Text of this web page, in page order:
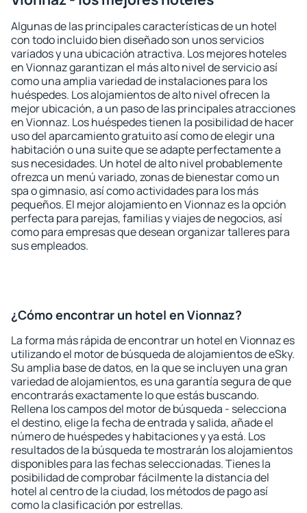
Algunas de las principales características de un hotel
con todo incluido bien diseñado son unos servicios
variados y una ubicación atractiva. Los mejores hoteles
en Vionnaz garantizan el más alto nivel de servicio así
como una amplia variedad de instalaciones para los
huéspedes. Los alojamientos de alto nivel ofrecen la
mejor ubicación, a un paso de las principales atracciones
en Vionnaz. Los huéspedes tienen la posibilidad de hacer
uso del aparcamiento gratuito así como de elegir una
habitación o una suite que se adapte perfectamente a
sus necesidades. Un hotel de alto nivel probablemente
ofrezca un menú variado, zonas de bienestar como un
spa o gimnasio, así como actividades para los más
pequeños. El mejor alojamiento en Vionnaz es la opción
perfecta para parejas, familias y viajes de negocios, así
como para empresas que desean organizar talleres para
sus empleados.
¿Cómo encontrar un hotel en Vionnaz?
La forma más rápida de encontrar un hotel en Vionnaz es
utilizando el motor de búsqueda de alojamientos de eSky.
Su amplia base de datos, en la que se incluyen una gran
variedad de alojamientos, es una garantía segura de que
encontrarás exactamente lo que estás buscando.
Rellena los campos del motor de búsqueda - selecciona
el destino, elige la fecha de entrada y salida, añade el
número de huéspedes y habitaciones y ya está. Los
resultados de la búsqueda te mostrarán los alojamientos
disponibles para las fechas seleccionadas. Tienes la
posibilidad de comprobar fácilmente la distancia del
hotel al centro de la ciudad, los métodos de pago así
como la clasificación por estrellas.